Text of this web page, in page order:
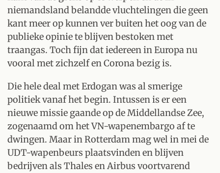
niemandsland belandde vluchtelingen die geen
kant meer op kunnen ver buiten het oog van de
publieke opinie te blijven bestoken met
traangas. Toch fijn dat iedereen in Europa nu
vooral met zichzelf en Corona bezig is.
Die hele deal met Erdogan was al smerige
politiek vanaf het begin. Intussen is er een
nieuwe missie gaande op de Middellandse Zee,
zogenaamd om het VN-wapenembargo af te
dwingen. Maar in Rotterdam mag wel in mei de
UDT-wapenbeurs plaatsvinden en blijven
bedrijven als Thales en Airbus voortvarend